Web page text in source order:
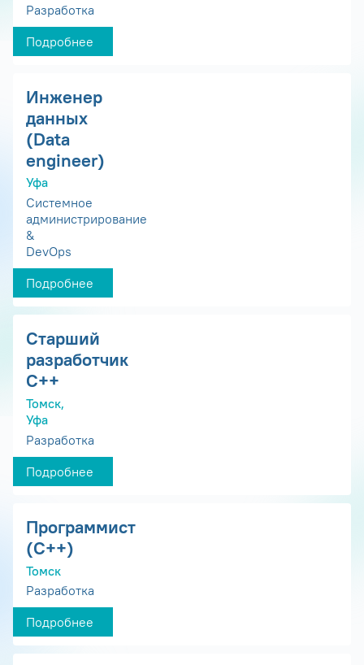
Разработка
Подробнее
Инженер
данных
(Data
engineer)
Уфа
Системное
администрирование
&
DevOps
Подробнее
Старший
разработчик
С++
Томск,
Уфа
Разработка
Подробнее
Программист
(С++)
Томск
Разработка
Подробнее